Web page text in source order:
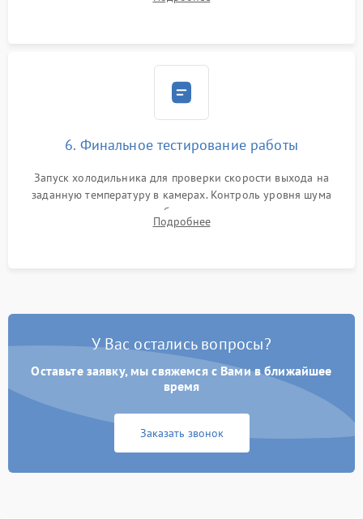
электронным весам. Контроль рабочего давления в системе.
6. Финальное тестирование работы
Запуск холодильника для проверки скорости выхода на
заданную температуру в камерах. Контроль уровня шума
компрессора, отсутствия обмерзания стенок и корректного
срабатывания системы автоматической оттайки.
Подробнее
У Вас остались вопросы?
Оставьте заявку, мы свяжемся с Вами в ближайшее
время
Заказать звонок